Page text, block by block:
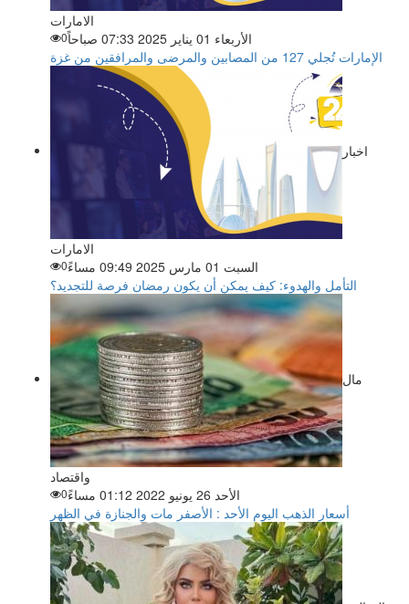
الامارات
الأربعاء 01 يناير 2025 07:33 صباحاً
0
الإمارات تُجلي 127 من المصابين والمرضى والمرافقين من غزة
اخبار
الامارات
السبت 01 مارس 2025 09:49 مساءً
0
التأمل والهدوء: كيف يمكن أن يكون رمضان فرصة للتجديد؟
مال
واقتصاد
الأحد 26 يونيو 2022 01:12 مساءً
0
أسعار الذهب اليوم الأحد : الأصفر مات والجنازة في الظهر